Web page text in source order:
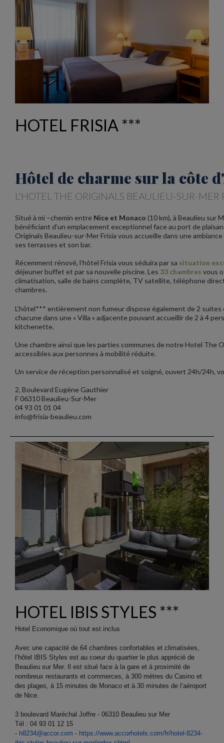
HOTEL FRISIA ***
Hôtel de charme sur la côte
L'HOTEL THE ORIGINALS BEAULIEU-SUR-MER
Situé à mi –chemin entre Nice et Monaco (10 km), à Beaulieu sur
bénéficiant d’un emplacement exceptionnel face au port de
Originals Beaulieu-sur-Mer Frisia vous accueille dans une
ses terrasses et son bar.
Récemment rénové, l’hôtel Frisia vous séduira par sa situation
déjeuner buffet et par sa nouvelle piscine. Les 33 chambres vous
climatisation, salle de bains complète, TV satellite, téléphone
chambres.
L’hôtel*** entièrement non fumeur dispose également de 2
chacune dans une « Villa » adjacente pouvant accueillir de 2 à 4
kitchenette.
Une chambre ainsi que les parties communes de notre Hotel The
accessibles aux personnes à mobilité réduite.
Un service de réception personnalisé et soigné, ouvert 24h/24h,
2, Boulevard Eugène Gauthier
F 06310 Beaulieu-Sur-Mer
04 93 01 01 04
info@frisia-beaulieu.com
HOTEL IBIS STYLES ***
Hotel Economique où tout est inclus
Avec une capacité de 64 chambres confortables et climatisées,
l’hôtel IBIS Styles est au coeur du quartier le plus apprécié de
Beaulieu sur Mer. Il est situé face à la gare et à proximité de
nombreux restaurants et commerces, à 300 mètres du Casino et
des plages, à 15 minutes de Monaco et à 30 minutes de l’aéroport
de Nice.
3 boulevard Maréchal Joffre - 06310 Beaulieu sur Mer
Tél : 04 93 01 12 15
- h8234@accor.com - https://www.accorhotels.com/fr/hotel-8234-